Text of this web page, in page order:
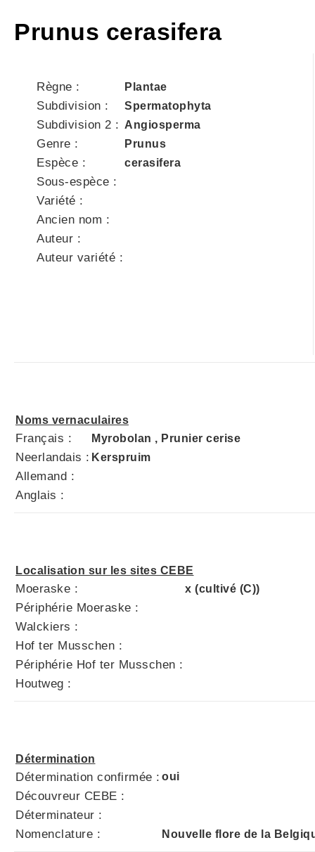
Prunus cerasifera
Règne : Plantae
Subdivision : Spermatophyta
Subdivision 2 : Angiosperma
Genre : Prunus
Espèce : cerasifera
Sous-espèce :
Variété :
Ancien nom :
Auteur :
Auteur variété :
Noms vernaculaires
Français : Myrobolan , Prunier cerise
Neerlandais : Kerspruim
Allemand :
Anglais :
Localisation sur les sites CEBE
Moeraske : x (cultivé (C))
Périphérie Moeraske :
Walckiers :
Hof ter Musschen :
Périphérie Hof ter Musschen :
Houtweg :
Détermination
Détermination confirmée : oui
Découvreur CEBE :
Déterminateur :
Nomenclature :
Nouvelle flore de la